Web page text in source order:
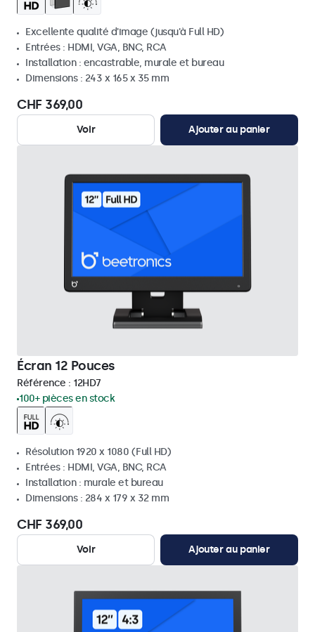
Excellente qualité d'image (jusqu'à Full HD)
Entrées : HDMI, VGA, BNC, RCA
Installation : encastrable, murale et bureau
Dimensions : 243 x 165 x 35 mm
CHF 369,00
Voir Ajouter au panier
Écran 12 Pouces
Référence : 12HD7
100+ pièces en stock
Résolution 1920 x 1080 (Full HD)
Entrées : HDMI, VGA, BNC, RCA
Installation : murale et bureau
Dimensions : 284 x 179 x 32 mm
CHF 369,00
Voir Ajouter au panier